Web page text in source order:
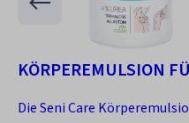
KÖRPEREMULSION
Die Seni Care